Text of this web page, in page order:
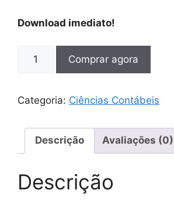
Download imediato!
Comprar agora
Categoria: Ciências Contábeis
Descrição Avaliações (0)
Descrição